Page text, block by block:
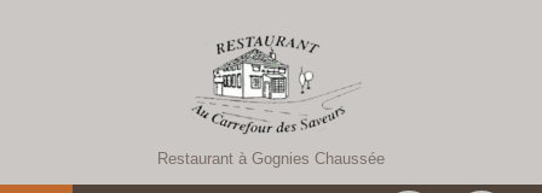
Restaurant à Gognies Chaussée